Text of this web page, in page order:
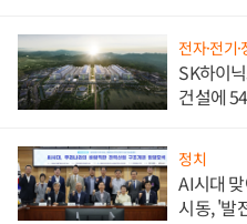
전자·전기
SK하이
건설에
정치
AI시대
시동, '발